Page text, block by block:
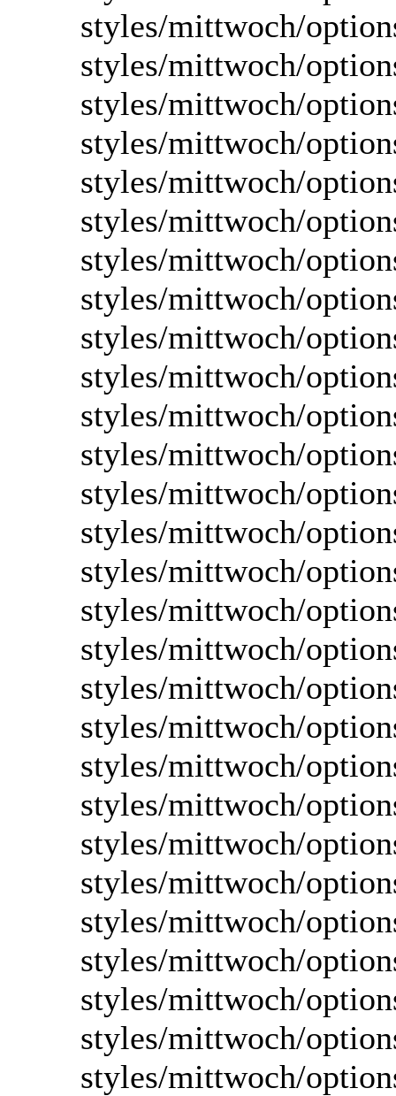
styles/mittwoch/
styles/mittwoch/
styles/mittwoch/
styles/mittwoch/
styles/mittwoch/
styles/mittwoch/
styles/mittwoch/
styles/mittwoch/
styles/mittwoch/
styles/mittwoch/
styles/mittwoch/
styles/mittwoch/
styles/mittwoch/
styles/mittwoch/
styles/mittwoch/
styles/mittwoch/
styles/mittwoch/
styles/mittwoch/
styles/mittwoch/
styles/mittwoch/
styles/mittwoch/
styles/mittwoch/
styles/mittwoch/
styles/mittwoch/
styles/mittwoch/
styles/mittwoch/
styles/mittwoch/
styles/mittwoch/